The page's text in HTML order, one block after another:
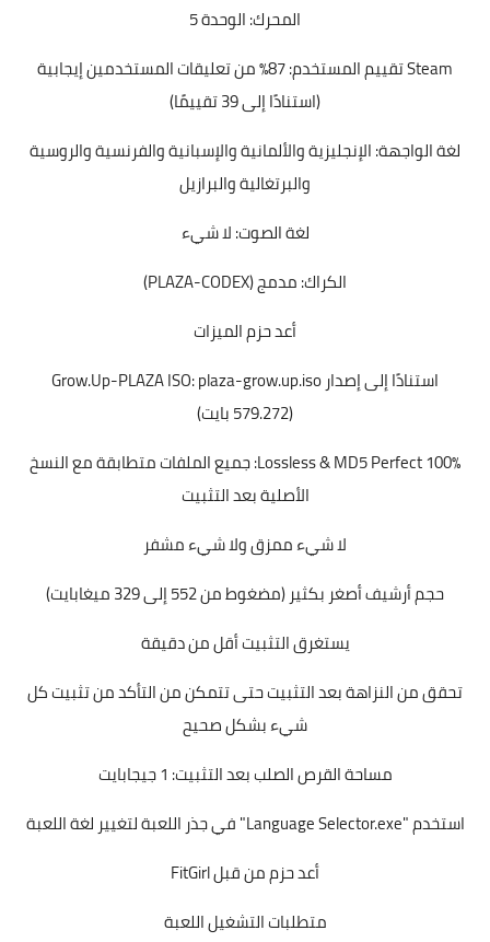
المحرك: الوحدة 5
Steam تقييم المستخدم: 87٪ من تعليقات المستخدمين إيجابية
(استنادًا إلى 39 تقييمًا)
لغة الواجهة: الإنجليزية والألمانية والإسبانية والفرنسية والروسية
والبرتغالية والبرازيل
لغة الصوت: لا شيء
الكراك: مدمج (PLAZA-CODEX)
أعد حزم الميزات
استنادًا إلى إصدار Grow.Up-PLAZA ISO: plaza-grow.up.iso
(579.272 بايت)
100٪ Lossless & MD5 Perfect: جميع الملفات متطابقة مع النسخ
الأصلية بعد التثبيت
لا شيء ممزق ولا شيء مشفر
حجم أرشيف أصغر بكثير (مضغوط من 552 إلى 329 ميغابايت)
يستغرق التثبيت أقل من دقيقة
تحقق من النزاهة بعد التثبيت حتى تتمكن من التأكد من تثبيت كل
شيء بشكل صحيح
مساحة القرص الصلب بعد التثبيت: 1 جيجابايت
استخدم "Language Selector.exe" في جذر اللعبة لتغيير لغة اللعبة
أعد حزم من قبل FitGirl
متطلبات التشغيل اللعبة